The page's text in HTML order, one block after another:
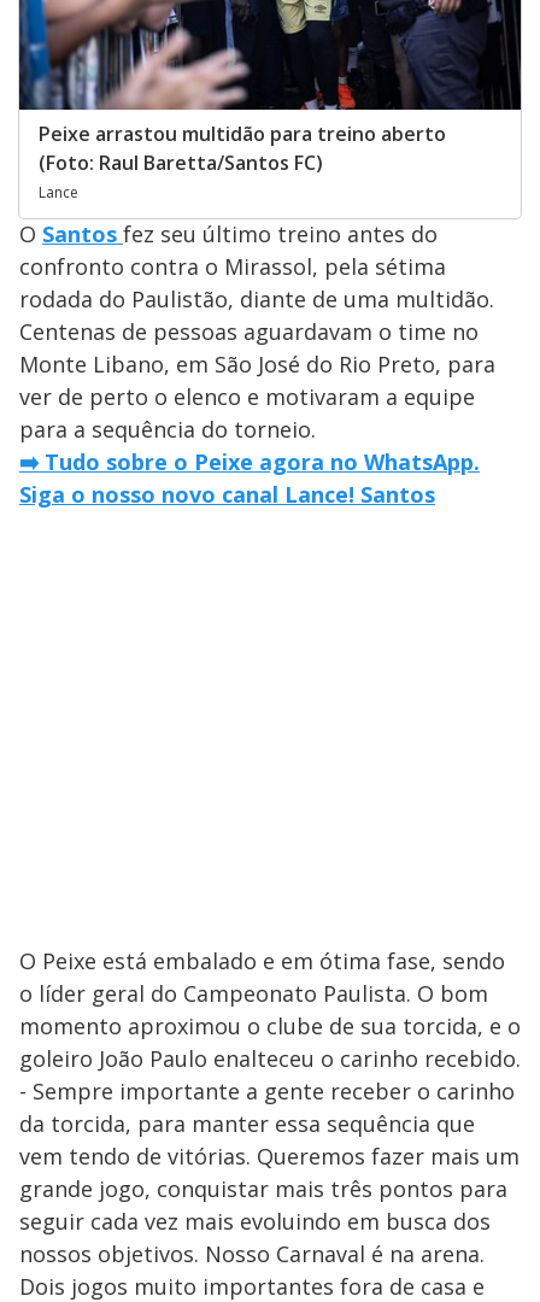
Peixe arrastou multidão para treino aberto
(Foto: Raul Baretta/Santos FC)
Lance
O Santos fez seu último treino antes do
confronto contra o Mirassol, pela sétima
rodada do Paulistão, diante de uma multidão.
Centenas de pessoas aguardavam o time no
Monte Libano, em São José do Rio Preto, para
ver de perto o elenco e motivaram a equipe
para a sequência do torneio.
➡️ Tudo sobre o Peixe agora no WhatsApp.
Siga o nosso novo canal Lance! Santos
O Peixe está embalado e em ótima fase, sendo
o líder geral do Campeonato Paulista. O bom
momento aproximou o clube de sua torcida, e o
goleiro João Paulo enalteceu o carinho recebido.
- Sempre importante a gente receber o carinho
da torcida, para manter essa sequência que
vem tendo de vitórias. Queremos fazer mais um
grande jogo, conquistar mais três pontos para
seguir cada vez mais evoluindo em busca dos
nossos objetivos. Nosso Carnaval é na arena.
Dois jogos muito importantes fora de casa e